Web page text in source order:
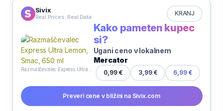
Sivix
Real Prices. Real Data KRANJ
Kako pameten kupec
si?
Ugani ceno v lokalnem
Mercator
0,99 € 3,99 € 6,99 €
Preveri cene v bližini na Sivix.com